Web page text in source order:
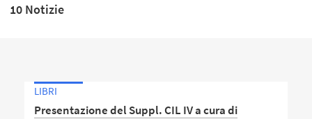
10 Notizie
LIBRI
Presentazione del Suppl. CIL IV a cura di